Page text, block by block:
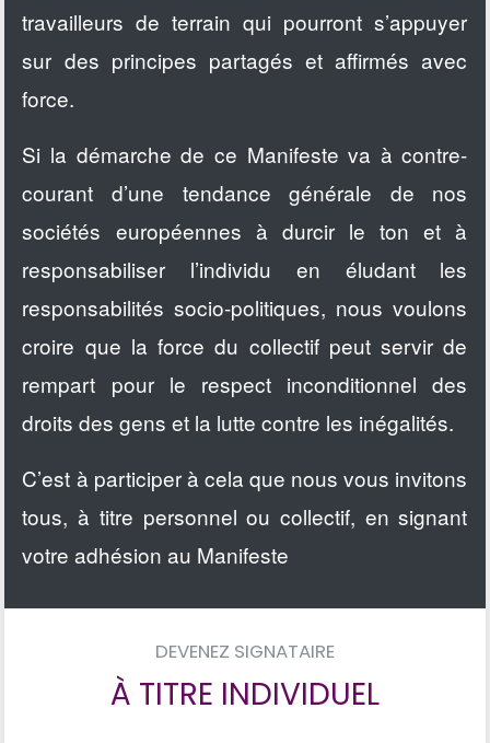
travailleurs de terrain qui pourront s’appuyer
sur des principes partagés et affirmés avec
force.
Si la démarche de ce Manifeste va à contre-
courant d’une tendance générale de nos
sociétés européennes à durcir le ton et à
responsabiliser l’individu en éludant les
responsabilités socio-politiques, nous voulons
croire que la force du collectif peut servir de
rempart pour le respect inconditionnel des
droits des gens et la lutte contre les inégalités.
C’est à participer à cela que nous vous invitons
tous, à titre personnel ou collectif, en signant
votre adhésion au Manifeste
DEVENEZ SIGNATAIRE
À TITRE INDIVIDUEL